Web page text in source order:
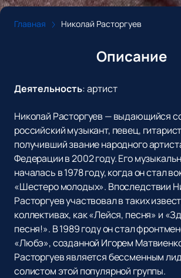
Главная Николай Расторгуев
Описание
Деятельность:артист
Николай Расторгуев — выдающийся
российский музыкант, певец,
получивший звание народного
Федерации в 2002 году. Его
началась в 1978 году, когда он стал
«Шестеро молодых». Впоследствии
Расторгуев участвовал в таких
коллективах, как «Лейся, песня» и
песня!». В 1989 году он стал
«Любэ», созданной Игорем
Расторгуев является бессменным
солистом этой популярной группы.